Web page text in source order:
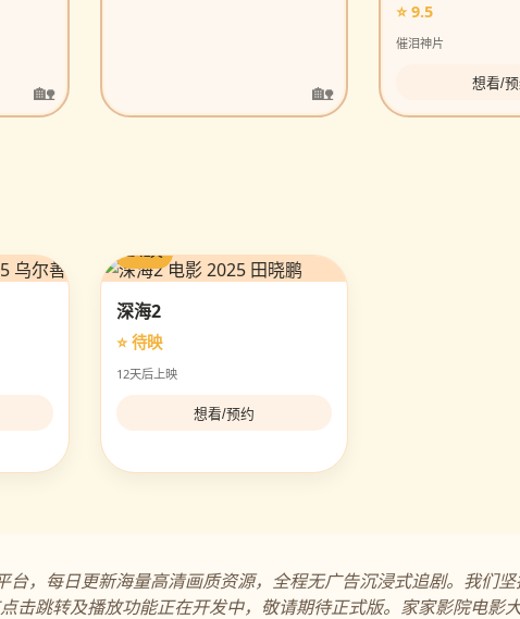
⭐ 9.5
催泪神片
想看/
⏳ 12天
深海2
⭐ 待映
12天后上映
想看/预约
，每日更新海量高清画质资源，全程无广告沉浸式追剧。我们坚
击跳转及播放功能正在开发中，敬请期待正式版。家家影院电影